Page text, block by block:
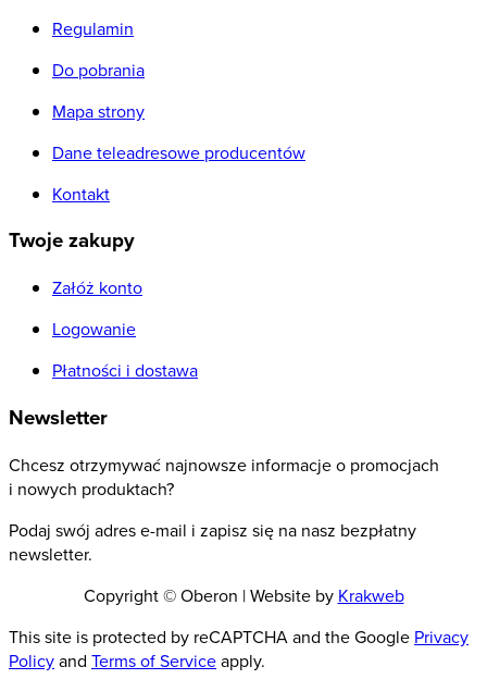
Regulamin
Do pobrania
Mapa strony
Dane teleadresowe producentów
Kontakt
Twoje zakupy
Załóż konto
Logowanie
Płatności i dostawa
Newsletter
Chcesz otrzymywać najnowsze informacje o promocjach
i nowych produktach?
Podaj swój adres e-mail i zapisz się na nasz bezpłatny
newsletter.
Copyright © Oberon | Website by Krakweb
This site is protected by reCAPTCHA and the Google Privacy
Policyand Terms of Serviceapply.